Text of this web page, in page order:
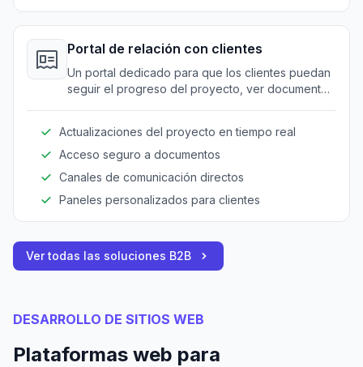
Portal de relación con clientes
Un portal dedicado para que los clientes puedan
seguir el progreso del proyecto, ver documentos
Actualizaciones del proyecto en tiempo real
Acceso seguro a documentos
Canales de comunicación directos
Paneles personalizados para clientes
Ver todas las soluciones B2B
DESARROLLO DE SITIOS WEB
Plataformas web para